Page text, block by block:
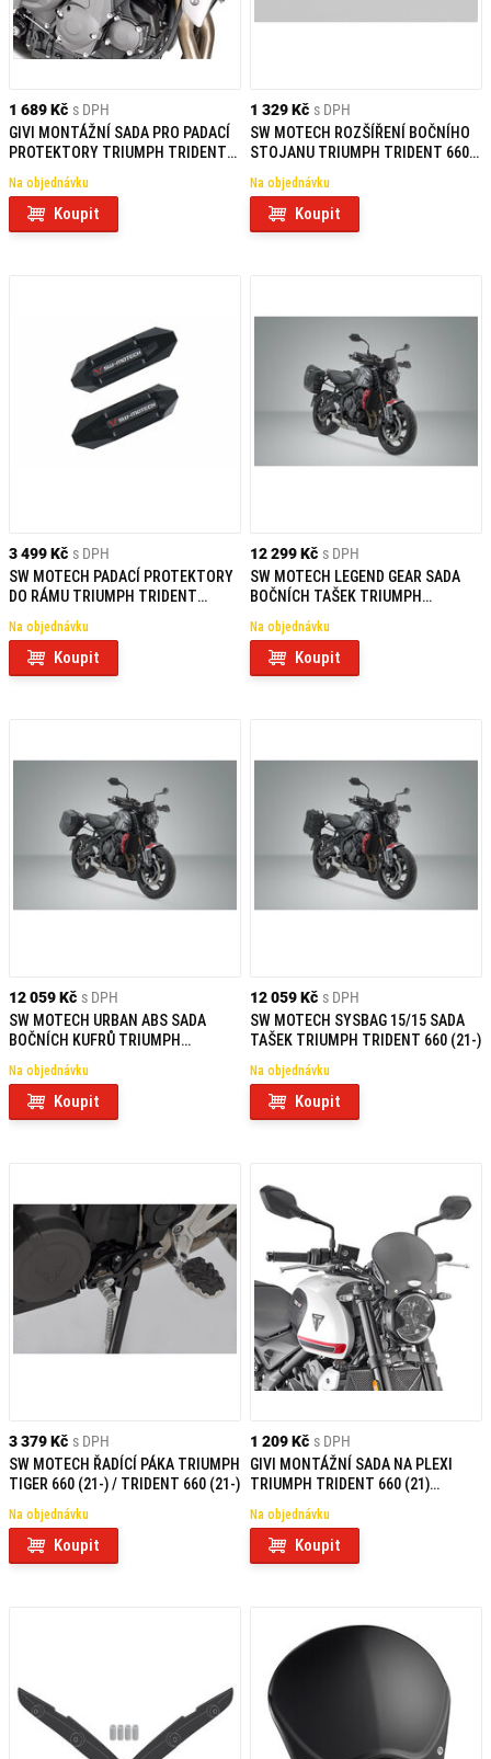
1 689 Kč s DPH
GIVI MONTÁŽNÍ SADA PRO PADACÍ
PROTEKTORY TRIUMPH TRIDENT
Na objednávku
Koupit
1 329 Kč s DPH
SW MOTECH ROZŠÍŘENÍ BOČNÍHO
STOJANU TRIUMPH TRIDENT 660
Na objednávku
Koupit
3 499 Kč s DPH
SW MOTECH PADACÍ PROTEKTORY
DO RÁMU TRIUMPH TRIDENT
Na objednávku
Koupit
12 299 Kč s DPH
SW MOTECH LEGEND GEAR SADA
BOČNÍCH TAŠEK TRIUMPH
Na objednávku
Koupit
12 059 Kč s DPH
SW MOTECH URBAN ABS SADA
BOČNÍCH KUFRŮ TRIUMPH
Na objednávku
Koupit
12 059 Kč s DPH
SW MOTECH SYSBAG 15/15 SADA
TAŠEK TRIUMPH TRIDENT 660 (21-)
Na objednávku
Koupit
3 379 Kč s DPH
SW MOTECH ŘADÍCÍ PÁKA TRIUMPH
TIGER 660 (21-) / TRIDENT 660 (21-)
Na objednávku
Koupit
1 209 Kč s DPH
GIVI MONTÁŽNÍ SADA NA PLEXI
TRIUMPH TRIDENT 660 (21)
Na objednávku
Koupit